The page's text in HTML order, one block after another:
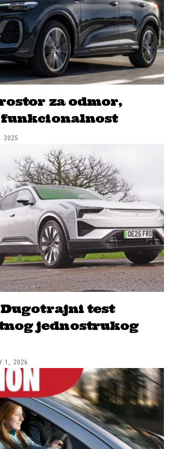
za odmor,
funkcionalnost
2025
Dugotrajni test
jednostrukog
1, 2026